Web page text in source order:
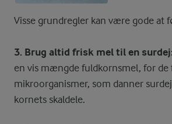
Visse grundregler kan være gode at
3. Brug altid frisk mel til en surdej:
en vis mængde fuldkornsmel, for de
mikroorganismer, som danner
kornets skaldele.